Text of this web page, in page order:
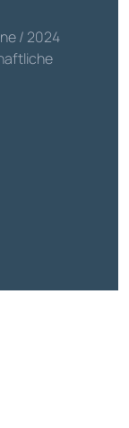
/ 2024